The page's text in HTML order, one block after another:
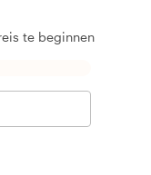
te beginnen